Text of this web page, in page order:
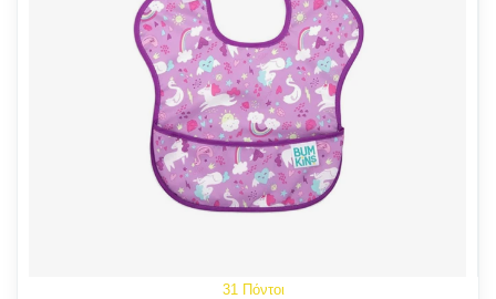
31 Πόντοι